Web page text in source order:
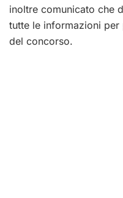
inoltre comunicato che
tutte le informazioni per
del concorso.